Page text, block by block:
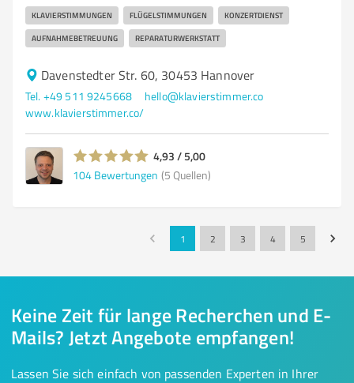
KLAVIERSTIMMUNGEN FLÜGELSTIMMUNGEN KONZERTDIENST
AUFNAHMEBETREUUNG REPARATURWERKSTATT
Davenstedter Str. 60, 30453 Hannover
Tel. +49 511 9245668
hello@klavierstimmer.co
www.klavierstimmer.co/
4,93 / 5,00
104 Bewertungen (5 Quellen)
1 2 3 4 5
Keine Zeit für lange Recherchen und E-
Mails? Jetzt Angebote empfangen!
Lassen Sie sich einfach von passenden Experten in Ihrer